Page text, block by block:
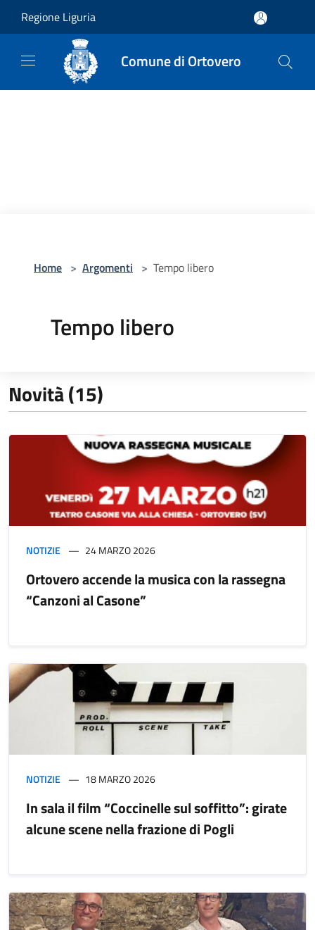
Regione Liguria
Comune di Ortovero
Home > Argomenti > Tempo libero
Tempo libero
Novità (15)
NOTIZIE 24 MARZO 2026
Ortovero accende la musica con la rassegna
“Canzoni al Casone”
NOTIZIE 18 MARZO 2026
In sala il film “Coccinelle sul soffitto”: girate
alcune scene nella frazione di Pogli